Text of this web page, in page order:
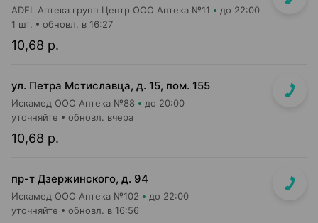
ADEL Аптека групп Центр ООО Аптека №11 до 22:00
10,68 р.
1 шт. обновл. в 16:27
ул. Петра Мстиславца, д. 15, пом. 155
Искамед ООО Аптека №88 до 20:00
10,68 р.
уточняйте обновл. вчера
пр-т Дзержинского, д. 94
Искамед ООО Аптека №102 до 22:00
уточняйте обновл. в 16:56